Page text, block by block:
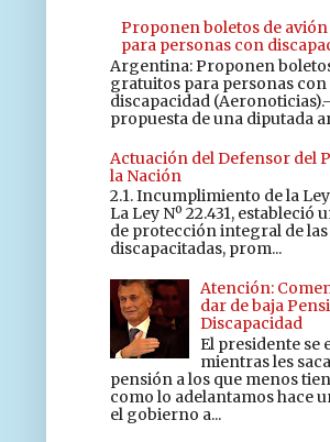
Proponen boletos de
para personas con
Argentina: Proponen
gratuitos para personas con
discapacidad
propuesta de una diputada
Actuación del Defensor del
la Nación
2.1. Incumplimiento de la Ley
La Ley Nº 22.431, estableció
de protección integral de
discapacitadas, prom...
Atención:
dar de baja
Discapacidad
El presidente se
mientras les
pensión a los que menos
como lo adelantamos hace
el gobierno a...